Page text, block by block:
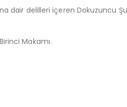
dair delilleri içeren Dokuzuncu
Makamı.